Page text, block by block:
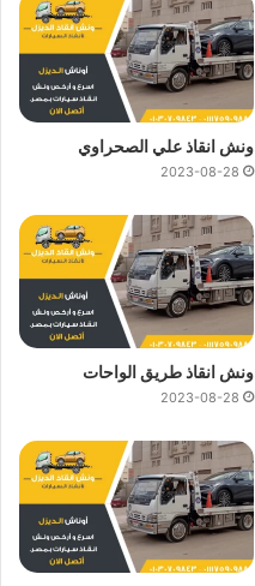
ونش انقاذ علي الصحراوي
2023-08-28
ونش انقاذ طريق الواحات
2023-08-28